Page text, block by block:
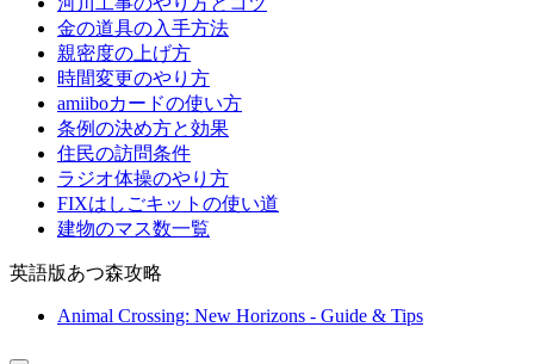
金の道具の入手方法
親密度の上げ方
時間変更のやり方
amiiboカードの使い方
条例の決め方と効果
住民の訪問条件
ラジオ体操のやり方
FIXはしごキットの使い道
建物のマス数一覧
英語版あつ森攻略
Animal Crossing: New Horizons - Guide & Tips